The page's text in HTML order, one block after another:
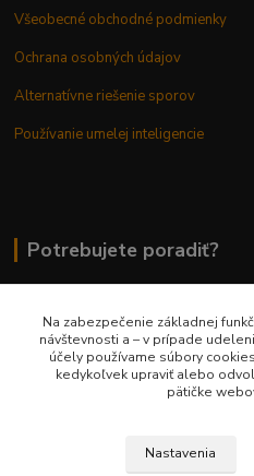
Všeobecné obchodné podmienky
Ochrana osobných údajov
Alternatívne riešenie sporov
Používanie umelej inteligencie
Potrebujete poradiť?
0948 236 042
info@margaretkashop.sk
Na zabezpečenie základnej
návštevnosti a – v prípade
účely používame súbory
kedykoľvek upraviť alebo
pätičke
Nastavenia